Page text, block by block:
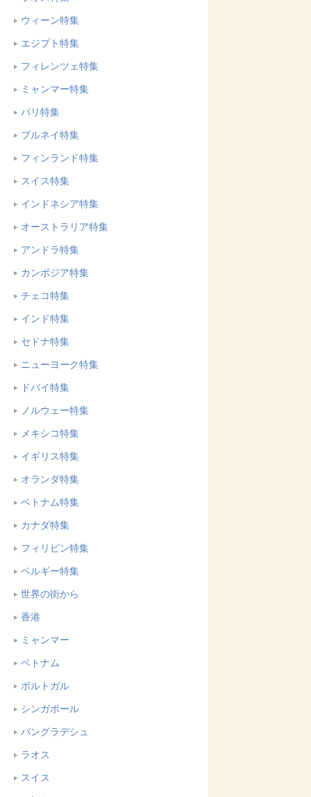
ウィーン特集
エジプト特集
フィレンツェ特集
ミャンマー特集
パリ特集
ブルネイ特集
フィンランド特集
スイス特集
インドネシア特集
オーストラリア特集
アンドラ特集
カンボジア特集
チェコ特集
インド特集
セドナ特集
ニューヨーク特集
ドバイ特集
ノルウェー特集
メキシコ特集
イギリス特集
オランダ特集
ベトナム特集
カナダ特集
フィリピン特集
ベルギー特集
世界の街から
香港
ミャンマー
ベトナム
ポルトガル
シンガポール
バングラデシュ
ラオス
スイス